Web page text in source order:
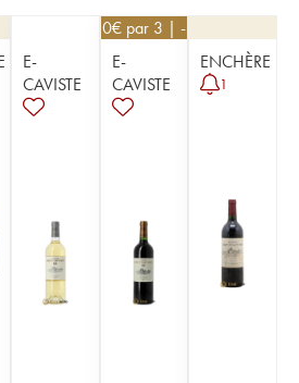
E-
CAVISTE
31,50€ par 3 | -10%
E-
CAVISTE
ENCHÈRE
1